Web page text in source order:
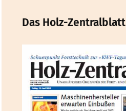
Das Holz-Zentralblatt